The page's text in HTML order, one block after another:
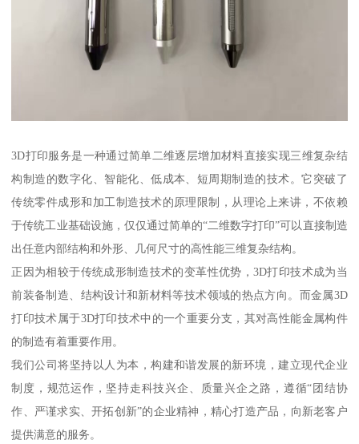
3D打印服务是一种通过简单二维逐层增加材料直接实现三维复杂结
构制造的数字化、智能化、低成本、短周期制造的技术。它突破了
传统零件成形和加工制造技术的原理限制，从理论上来讲，不依赖
于传统工业基础设施，仅仅通过简单的“二维数字打印”可以直接制造
出任意内部结构和外形、几何尺寸的高性能三维复杂结构。
正因为相较于传统成形制造技术的变革性优势，3D打印技术成为当
前装备制造、结构设计和新材料等技术领域的热点方向。而金属3D
打印技术属于3D打印技术中的一个重要分支，其对高性能金属构件
的制造有着重要作用。
我们公司将坚持以人为本，构建和谐发展的新环境，建立现代企业
制度，规范运作，坚持走科技兴企、质量兴企之路，遵循“团结协
作、严谨求实、开拓创新”的企业精神，精心打造产品，向新老客户
提供满意的服务。